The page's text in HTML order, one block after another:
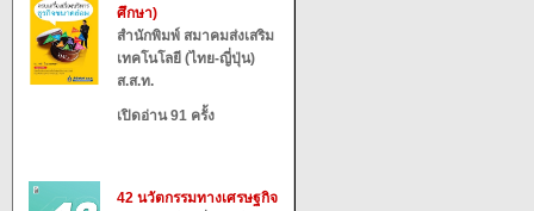
ศึกษา)
สำนักพิมพ์ สมาคมส่งเสริม
เทคโนโลยี (ไทย-ญี่ปุ่น)
ส.ส.ท.
เปิดอ่าน 91 ครั้ง
42 นวัตกรรมทางเศรษฐกิจ